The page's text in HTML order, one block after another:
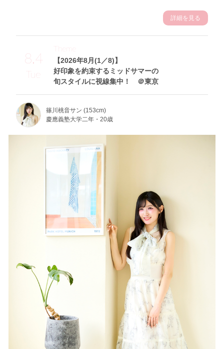
詳細を見る
8.4
Tue
【2026年8月(1／8)】
好印象を約束するミッドサマーの
旬スタイルに視線集中！ ＠東京
Theme
篠川桃音サン (153cm)
慶應義塾大学二年・20歳